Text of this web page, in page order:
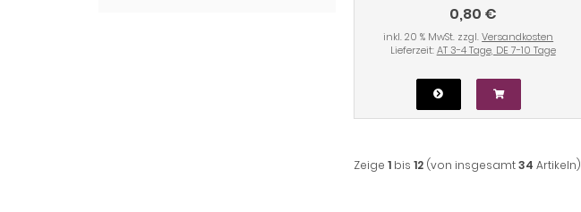
0,80 €
inkl. 20 % MwSt. zzgl.Versandkosten
Lieferzeit:AT 3-4 Tage, DE 7-10 Tage
Zeige 1 bis 12 (von insgesamt34 Artikeln)